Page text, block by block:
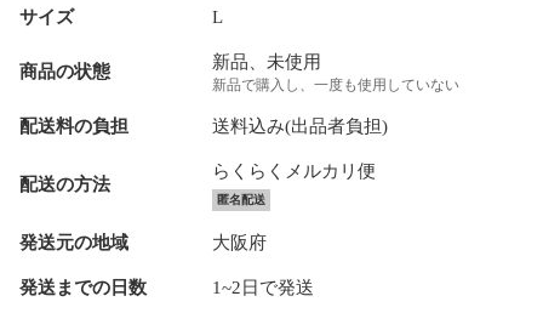
サイズ L
商品の状態 新品、未使用
新品で購入し、一度も使用していない
配送料の負担 送料込み(出品者負担)
配送の方法
らくらくメルカリ便
匿名配送
発送元の地域 大阪府
発送までの日数 1~2日で発送